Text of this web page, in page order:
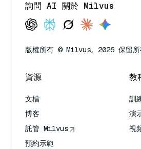
詢問 AI 關於 Milvus
版權所有 © Milvus。2026 保留所
資源
文檔
博客
託管 Milvus
預約示範
教
訓
演
視